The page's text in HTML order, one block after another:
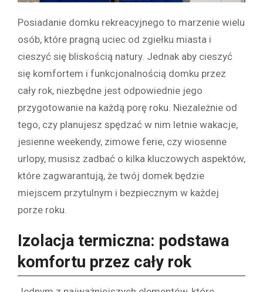
Posiadanie domku rekreacyjnego to marzenie wielu
osób, które pragną uciec od zgiełku miasta i
cieszyć się bliskością natury. Jednak aby cieszyć
się komfortem i funkcjonalnością domku przez
cały rok, niezbędne jest odpowiednie jego
przygotowanie na każdą porę roku. Niezależnie od
tego, czy planujesz spędzać w nim letnie wakacje,
jesienne weekendy, zimowe ferie, czy wiosenne
urlopy, musisz zadbać o kilka kluczowych aspektów,
które zagwarantują, że twój domek będzie
miejscem przytulnym i bezpiecznym w każdej
porze roku.
Izolacja termiczna: podstawa
komfortu przez cały rok